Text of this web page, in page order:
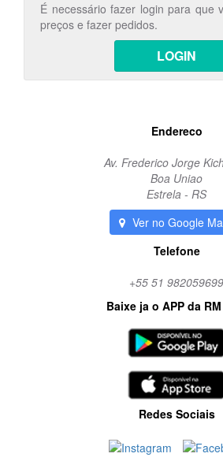
É necessário fazer login para que
preços e fazer pedidos.
LOGIN
Endereco
Av. Frederico Jorge
Boa Uniao
Estrela - RS
Ver no Google
Telefone
+55 51 982059699
Baixe ja o APP da
Redes Sociais